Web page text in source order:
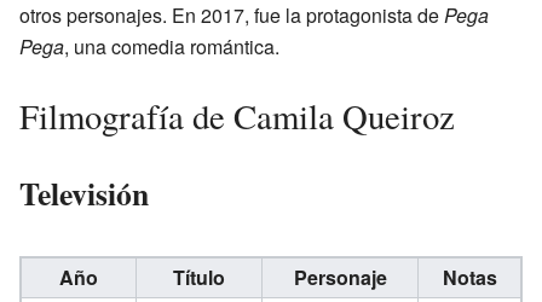
otros personajes. En 2017, fue la protagonista dePega
Pega, una comedia romántica.
Filmografía de Camila Queiroz
Televisión
Año Título Personaje Notas